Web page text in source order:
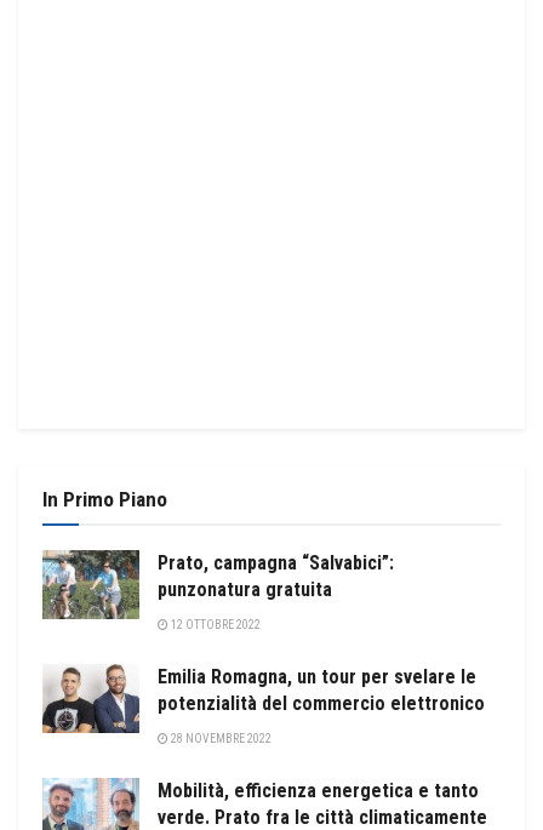
In Primo Piano
Prato, campagna “Salvabici”:
punzonatura gratuita
12 OTTOBRE 2022
Emilia Romagna, un tour per svelare le
potenzialità del commercio elettronico
28 NOVEMBRE 2022
Mobilità, efficienza energetica e tanto
verde. Prato fra le città climaticamente